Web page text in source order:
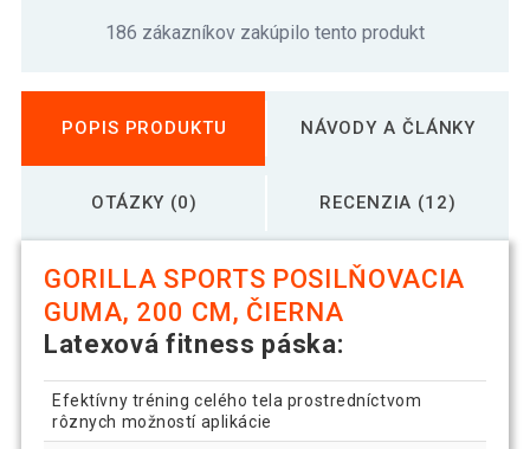
186 zákazníkov zakúpilo tento produkt
POPIS PRODUKTU NÁVODY A ČLÁNKY
OTÁZKY (0) RECENZIA (12)
GORILLA SPORTS POSILŇOVACIA
GUMA, 200 CM, ČIERNA
Latexová fitness páska:
Efektívny tréning celého tela prostredníctvom
rôznych možností aplikácie